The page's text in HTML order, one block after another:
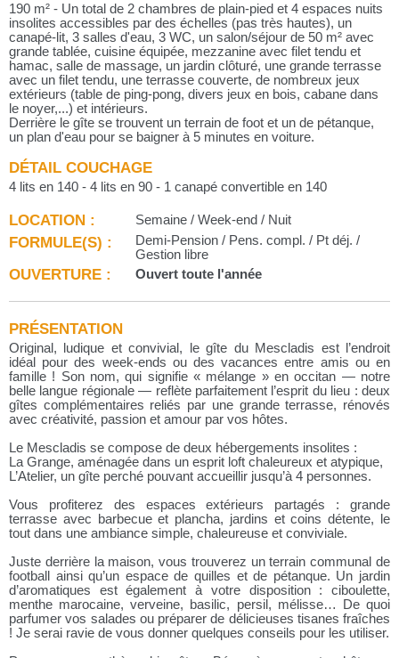
190 m² - Un total de 2 chambres de plain-pied et 4 espaces nuits
insolites accessibles par des échelles (pas très hautes), un
canapé-lit, 3 salles d'eau, 3 WC, un salon/séjour de 50 m² avec
grande tablée, cuisine équipée, mezzanine avec filet tendu et
hamac, salle de massage, un jardin clôturé, une grande terrasse
avec un filet tendu, une terrasse couverte, de nombreux jeux
extérieurs (table de ping-pong, divers jeux en bois, cabane dans
le noyer,...) et intérieurs.
Derrière le gîte se trouvent un terrain de foot et un de pétanque,
un plan d'eau pour se baigner à 5 minutes en voiture.
DÉTAIL COUCHAGE
4 lits en 140 - 4 lits en 90 - 1 canapé convertible en 140
LOCATION : Semaine / Week-end / Nuit
FORMULE(S) :
Demi-Pension / Pens. compl. / Pt déj. /
Gestion libre
OUVERTURE : Ouvert toute l'année
PRÉSENTATION
Original, ludique et convivial, le gîte du Mescladis est l’endroit
idéal pour des week-ends ou des vacances entre amis ou en
famille ! Son nom, qui signifie « mélange » en occitan — notre
belle langue régionale — reflète parfaitement l’esprit du lieu : deux
gîtes complémentaires reliés par une grande terrasse, rénovés
avec créativité, passion et amour par vos hôtes.
Le Mescladis se compose de deux hébergements insolites :
La Grange, aménagée dans un esprit loft chaleureux et atypique,
L’Atelier, un gîte perché pouvant accueillir jusqu’à 4 personnes.
Vous profiterez des espaces extérieurs partagés : grande
terrasse avec barbecue et plancha, jardins et coins détente, le
tout dans une ambiance simple, chaleureuse et conviviale.
Juste derrière la maison, vous trouverez un terrain communal de
football ainsi qu’un espace de quilles et de pétanque. Un jardin
d’aromatiques est également à votre disposition : ciboulette,
menthe marocaine, verveine, basilic, persil, mélisse… De quoi
parfumer vos salades ou préparer de délicieuses tisanes fraîches
! Je serai ravie de vous donner quelques conseils pour les utiliser.